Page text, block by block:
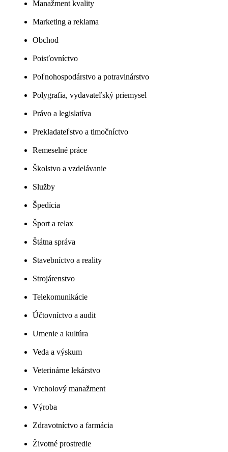
Manažment kvality
Marketing a reklama
Obchod
Poisťovníctvo
Poľnohospodárstvo a potravinárstvo
Polygrafia, vydavateľský priemysel
Právo a legislatíva
Prekladateľstvo a tlmočníctvo
Remeselné práce
Školstvo a vzdelávanie
Služby
Špedícia
Šport a relax
Štátna správa
Stavebníctvo a reality
Strojárenstvo
Telekomunikácie
Účtovníctvo a audit
Umenie a kultúra
Veda a výskum
Veterinárne lekárstvo
Vrcholový manažment
Výroba
Zdravotníctvo a farmácia
Životné prostredie